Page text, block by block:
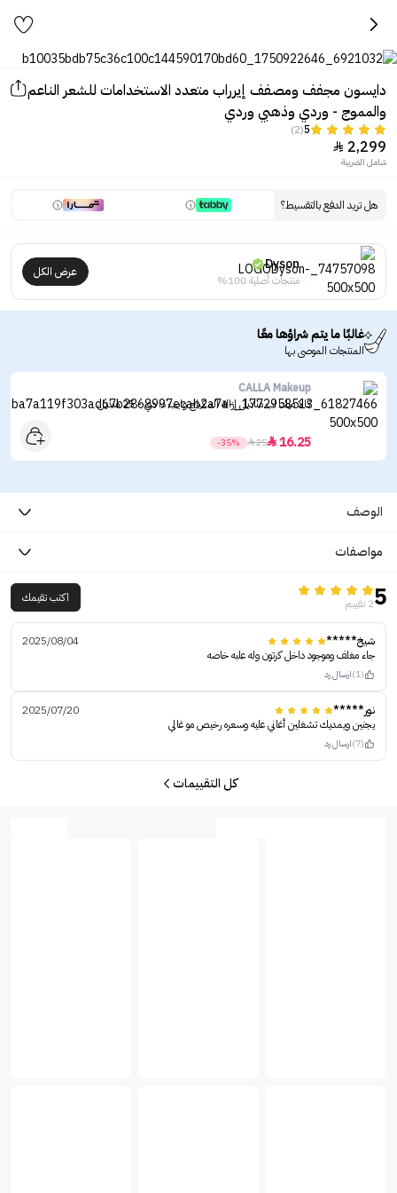
دايسون مجفف ومصفف إيرراب متعدد الاستخدامات للشعر الناعم
والمموج - وردي وذهبي وردي
5
(2)
2,299

شامل الضريبة
هل تريد الدفع بالتقسيط؟
Dyson
منتجات أصلية 100%
عرض الكل
غالبًا ما يتم شراؤها معًا
المنتجات الموصى بها
CALLA Makeup
كالا ميك اب مناديل إزالة المكياج وايب ذا دي - 25 منديل
16.25

25

-35%
الوصف
مواصفات
52 تقييم اكتب تقيمك
شيخ*****
2025/08/04
جاء مغلف وموجود داخل كرتون وله علبه خاصه
(1) ارسال رد
نور*****
2025/07/20
يجنين ويمديك تشغلين أغاني عليه وسعره رخيص مو غالي
(7) ارسال رد
كل التقييمات